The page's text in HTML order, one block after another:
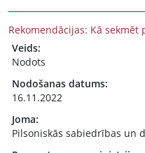
Rekomendācijas: Kā
Veids:
Nodots
Nodošanas datums:
16.11.2022
Joma:
Pilsoniskās sabiedrības un